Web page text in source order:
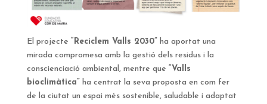
El projecte “Reciclem Valls 2030” ha aportat una
mirada compromesa amb la gestió dels residus i la
conscienciació ambiental, mentre que
“Valls
bioclimàtica” ha centrat la seva proposta en com fer
de la ciutat un espai més sostenible, saludable i adaptat